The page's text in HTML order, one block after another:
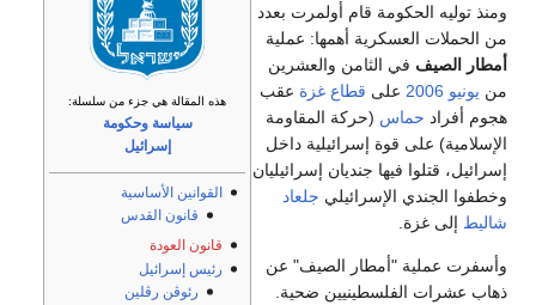
هذه المقالة هي جزء من سلسلة:
سياسة وحكومة
إسرائيل
القوانين الأساسية
قانون القدس
قانون العودة
رئيس إسرائيل
رئوڤن رڤلين
ومنذ توليه الحكومة قام أولمرت بعدد
من الحملات العسكرية أهمها: عملية
أمطار الصيف في الثامن والعشرين
من يونيو 2006 على قطاع غزة عقب
هجوم أفراد حماس (حركة المقاومة
الإسلامية) على قوة إسرائيلية داخل
إسرائيل، قتلوا فيها جنديان إسرائيليان
وخطفوا الجندي الإسرائيلي جلعاد
شاليط إلى غزة.
وأسفرت عملية "أمطار الصيف" عن
ذهاب عشرات الفلسطينيين ضحية.